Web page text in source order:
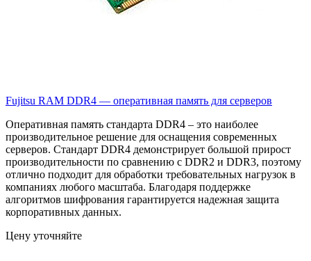
Fujitsu RAM DDR4 — оперативная память для серверов
Оперативная память стандарта DDR4 – это наиболее
производительное решение для оснащения современных
серверов. Стандарт DDR4 демонстрирует большой прирост
производительности по сравнению с DDR2 и DDR3, поэтому
отлично подходит для обработки требовательных нагрузок в
компаниях любого масштаба. Благодаря поддержке
алгоритмов шифрования гарантируется надежная защита
корпоративных данных.
Цену уточняйте